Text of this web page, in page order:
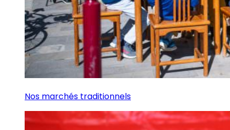
Nos marchés traditionnels